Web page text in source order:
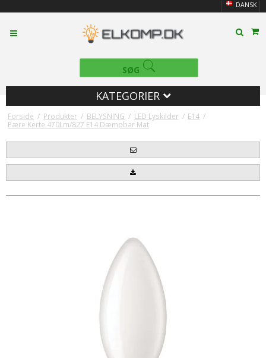
DANSK
SØG
KATEGORIER
Forside / Produkter / BELYSNING / LED Lyskilder / E14 /
Pære Kerte 470Lm/827 E14 Dæmpbar Mat